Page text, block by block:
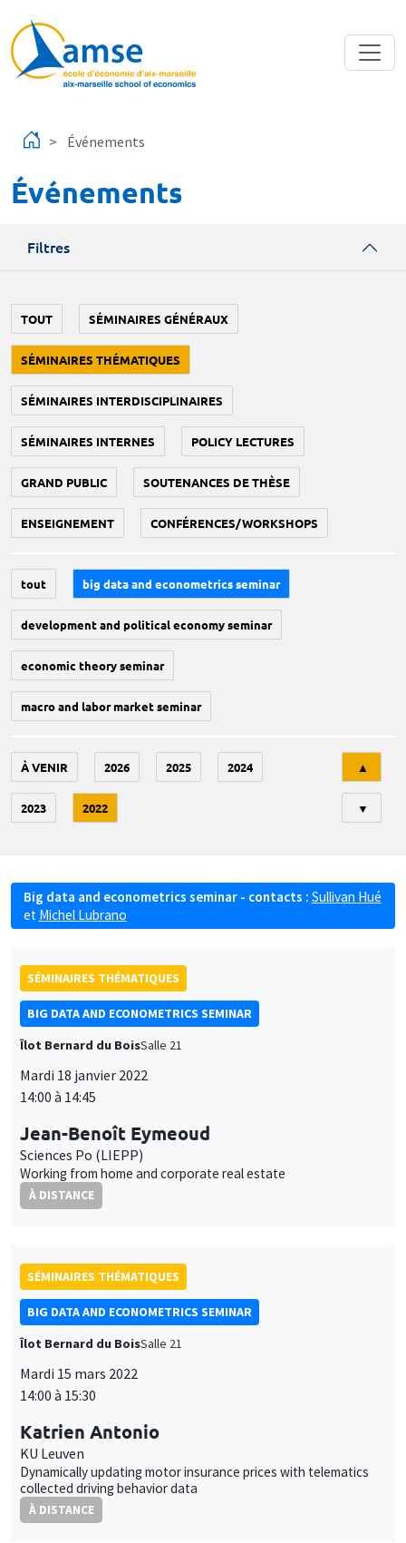
Événements
Événements
Filtres
TOUT SÉMINAIRES GÉNÉRAUX
SÉMINAIRES THÉMATIQUES
SÉMINAIRES INTERDISCIPLINAIRES
SÉMINAIRES INTERNES POLICY LECTURES
GRAND PUBLIC SOUTENANCES DE THÈSE
ENSEIGNEMENT CONFÉRENCES/WORKSHOPS
tout big data and econometrics seminar
development and political economy seminar
economic theory seminar
macro and labor market seminar
À VENIR 2026 2025 2024
2023 2022
▲
▼
Big data and econometrics seminar - contacts : Sullivan Hué
et Michel Lubrano
SÉMINAIRES THÉMATIQUES
BIG DATA AND ECONOMETRICS SEMINAR
Îlot Bernard du BoisSalle 21
Mardi 18 janvier 2022
14:00 à 14:45
Jean-Benoît Eymeoud
Sciences Po (LIEPP)
Working from home and corporate real estate
À DISTANCE
SÉMINAIRES THÉMATIQUES
BIG DATA AND ECONOMETRICS SEMINAR
Îlot Bernard du BoisSalle 21
Mardi 15 mars 2022
14:00 à 15:30
Katrien Antonio
KU Leuven
Dynamically updating motor insurance prices with telematics
collected driving behavior data
À DISTANCE